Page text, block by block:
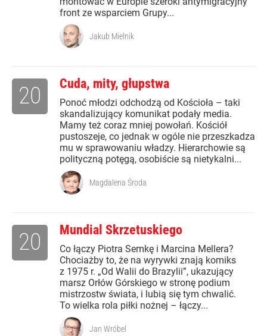
front ze wsparciem Grupy...
Jakub Mielnik
Cuda, mity, głupstwa
Ponoć młodzi odchodzą od Kościoła – taki
skandalizujący komunikat podały media.
Mamy też coraz mniej powołań. Kościół
pustoszeje, co jednak w ogóle nie przeszkadza
mu w sprawowaniu władzy. Hierarchowie są
polityczną potęgą, osobiście są nietykalni...
20
Magdalena Środa
Mundial Skrzetuskiego
Co łączy Piotra Semkę i Marcina Mellera?
Chociażby to, że na wyrywki znają komiks
z 1975 r. „Od Walii do Brazylii”, ukazujący
marsz Orłów Górskiego w stronę podium
mistrzostw świata, i lubią się tym chwalić.
To wielka rola piłki nożnej – łączy...
20
Jan Wróbel